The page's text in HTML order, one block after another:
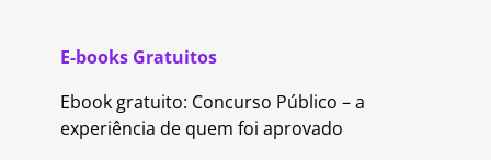
E-books Gratuitos
Ebook gratuito: Concurso Público – a
experiência de quem foi aprovado